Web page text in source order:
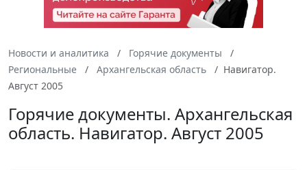
Новости и аналитика
Горячие документы
Региональные
Архангельская область
Навигатор.
Август 2005
Горячие документы. Архангельская
область. Навигатор. Август 2005